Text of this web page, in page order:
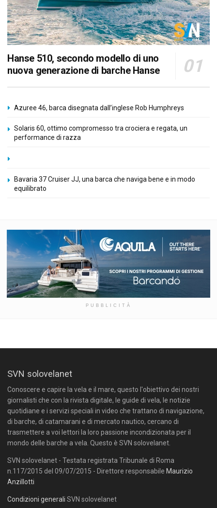
Hanse 510, secondo modello di uno
nuova generazione di barche Hanse
Azuree 46, barca disegnata dall’inglese Rob Humphreys
Solaris 60, ottimo compromesso tra crociera e regata, un
performance di razza
Bavaria 37 Cruiser JJ, una barca che naviga bene e in modo
equilibrato
PUBBLICITÀ
SVN solovelanet
Conoscere e capire la vela e il mare, questo l'obiettivo dei nostri
giornalisti che con la rivista digitale, le guide di vela, le notizie
quotidiane e i servizi speciali in video che trattano di navigazione,
di barche, di catamarani e di mercato nautico, cercano di
trasmettere a voi lettori la loro passione incondizionata per il
mondo delle barche a vela. Questo è SVN solovelanet.
SVN solovelanet - Testata registrata Tribunale di Roma
n.117/2015 del 09/07/2015 - Direttore responsabile Maurizio
Anzillotti
Condizioni generali SVN solovelanet